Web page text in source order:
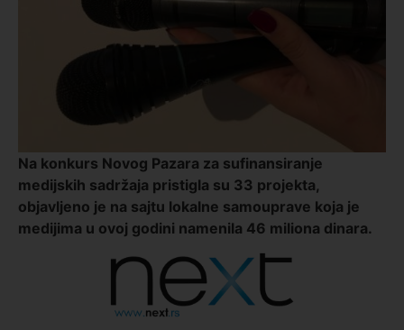
Na konkurs Novog Pazara za sufinansiranje
medijskih sadržaja pristigla su 33 projekta,
objavljeno je na sajtu lokalne samouprave koja je
medijima u ovoj godini namenila 46 miliona dinara.